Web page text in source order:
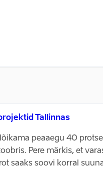
Tallinnas
peaaegu 40
Pere märkis, et
saaks soovi korral